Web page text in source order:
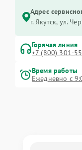
Адрес
г. Якутск, ул.
Горячая линия
+7 (800) 301-
Время работы
Ежедневно с